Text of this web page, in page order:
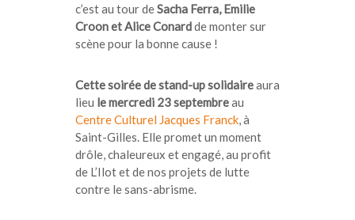
c’est au tour deSacha Ferra, Emilie
Croon et Alice Conardde monter sur
scène pour la bonne cause !
Cette soirée de stand-up solidaireaura
lieu le mercredi 23 septembreau
Centre Culturel Jacques Franck, à
Saint-Gilles. Elle promet un moment
drôle, chaleureux et engagé, au profit
de L’Ilot et de nos projets de lutte
contre le sans-abrisme.